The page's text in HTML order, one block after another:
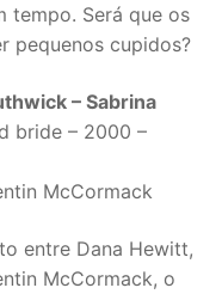
tempo. Será que os
pequenos cupidos?
– Sabrina
bride – 2000 –
McCormack
entre Dana Hewitt,
McCormack, o